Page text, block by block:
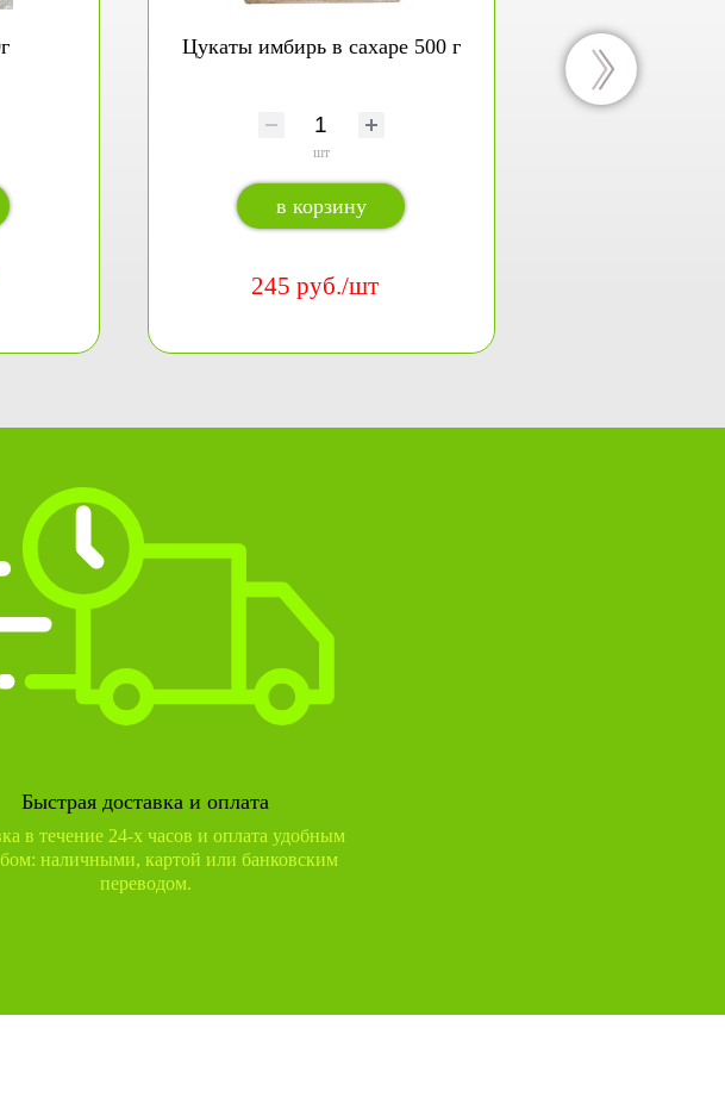
Цукаты имбирь в сахаре 500 г
шт
в корзину
245 руб./шт
Конфеты
Быстрая доставка и оплата
в течение 24-х часов и оплата удобным
наличными, картой или банковским
переводом.